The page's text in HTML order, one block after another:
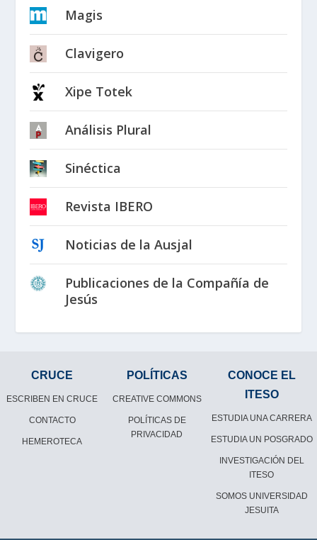
Magis
Clavigero
Xipe Totek
Análisis Plural
Sinéctica
Revista IBERO
Noticias de la Ausjal
Publicaciones de la Compañía de
Jesús
CRUCE
ESCRIBEN EN CRUCE
CONTACTO
HEMEROTECA
POLÍTICAS
CREATIVE COMMONS
POLÍTICAS DE
PRIVACIDAD
CONOCE EL
ITESO
ESTUDIA UNA CARRERA
ESTUDIA UN POSGRADO
INVESTIGACIÓN DEL
ITESO
SOMOS UNIVERSIDAD
JESUITA